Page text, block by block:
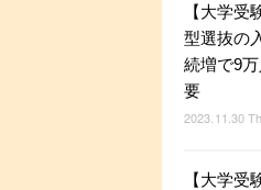
【大学受
型選抜の
続増で9
要
2023.11.30
【大学